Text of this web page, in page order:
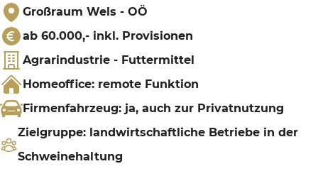
Großraum Wels - OÖ
ab 60.000,- inkl. Provisionen
Agrarindustrie - Futtermittel
Homeoffice: remote Funktion
Firmenfahrzeug: ja, auch zur Privatnutzung
Zielgruppe: landwirtschaftliche Betriebe in der
Schweinehaltung